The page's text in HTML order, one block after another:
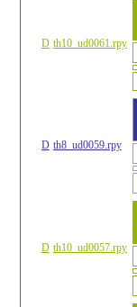
D th10_ud0061.rpy
D th8_ud0059.rpy
D th10_ud0057.rpy